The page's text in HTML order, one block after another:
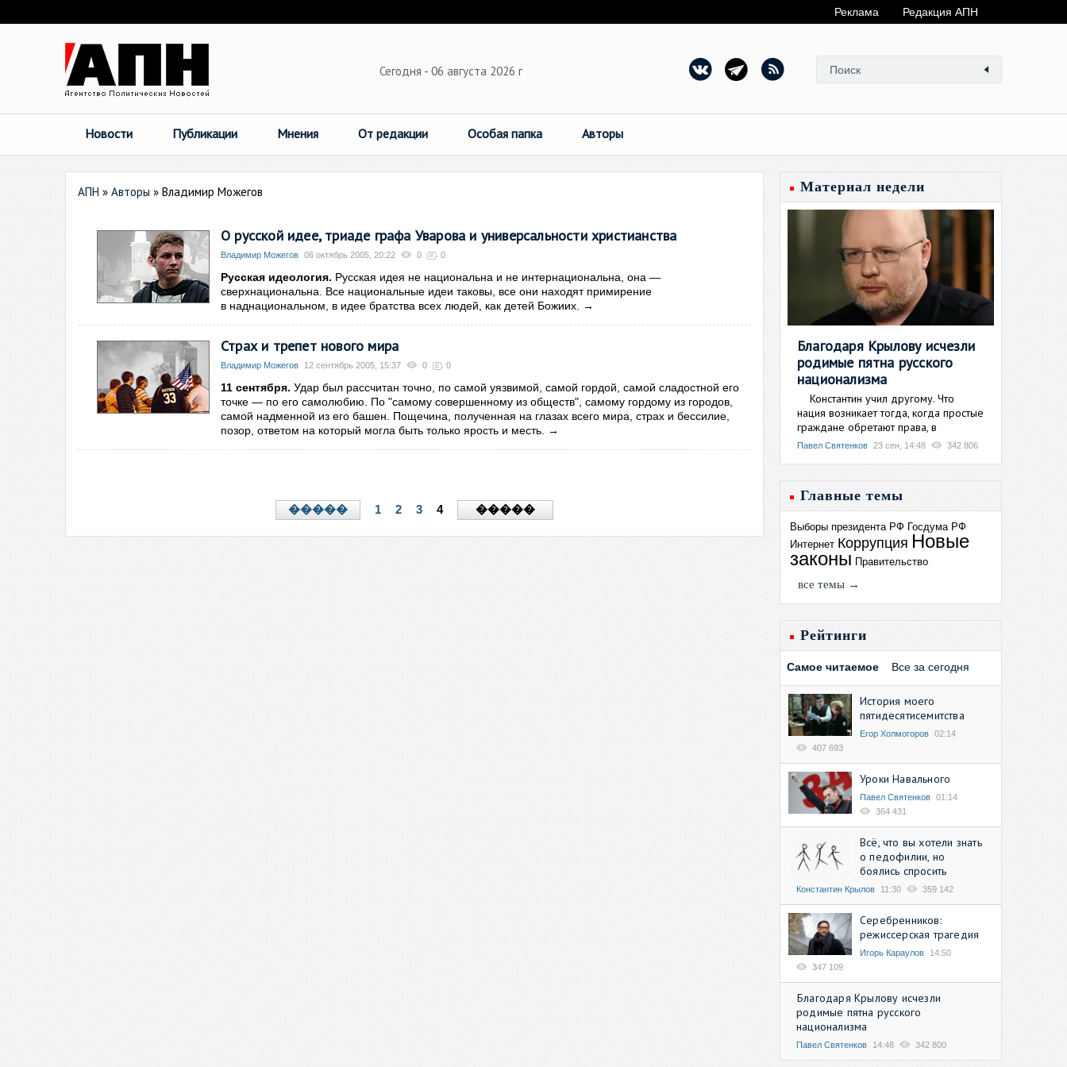
Реклама Редакция АПН
Сегодня - 06 августа 2026 г
Новости Публикации Мнения От редакции Особая папка Авторы
АПН » Авторы » Владимир Можегов
О русской идее, триаде графа Уварова и универсальности христианства
Владимир Можегов 06 октябрь 2005, 20:22 0 0
Русская идеология. Русская идея не национальна и не интернациональна, она —
сверхнациональна. Все национальные идеи таковы, все они находят примирение
в наднациональном, в идее братства всех людей, как детей Божиих.
→
Страх и трепет нового мира
Владимир Можегов 12 сентябрь 2005, 15:37 0 0
11 сентября. Удар был раcсчитан точно, по самой уязвимой, самой гордой, самой сладостной его
точке — по его самолюбию. По "самому совершенному из обществ", самому гордому из городов,
самой надменной из его башен. Пощечина, полученная на глазах всего мира, страх и бессилие,
позор, ответом на который могла быть только ярость и месть.
→
����� 1 2 3 4 �����
Материал недели
Благодаря Крылову исчезли
родимые пятна русского
национализма
Константин учил другому. Что
нация возникает тогда, когда простые
граждане обретают права, в
Павел Святенков 23 сен, 14:48 342 806
Главные темы
Выборы президента РФ Госдума РФ
Интернет Коррупция Новые
законы Правительство
все темы →
Рейтинги
Самое читаемое Все за сегодня
История моего
пятидесятисемитства
Егор Холмогоров 02:14
407 693
Уроки Навального
Павел Святенков 01:14
364 431
Всё, что вы хотели знать
о педофилии, но
боялись спросить
Константин Крылов 11:30 359 142
Серебренников:
режиссерская трагедия
Игорь Караулов
14:50
347 109
Благодаря Крылову исчезли
родимые пятна русского
национализма
Павел Святенков 14:48 342 800